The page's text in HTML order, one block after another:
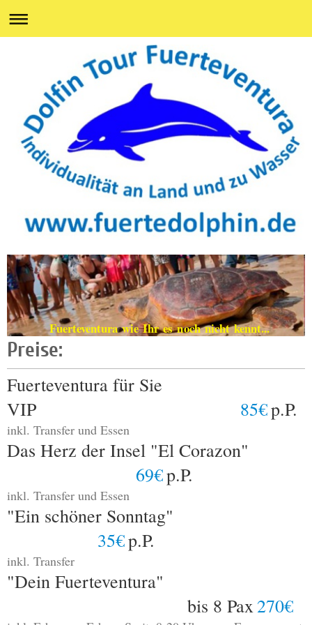
Fuerteventura wie Ihr es noch nicht kennt...
Preise:
Fuerteventura für Sie
VIP
85€p.P.
inkl. Transfer und Essen
Das Herz der Insel "El Corazon"
69€p.P.
inkl. Transfer und Essen
"Ein schöner Sonntag"
35€p.P.
inkl. Transfer
"Dein Fuerteventura"
bis 8 Pax270€